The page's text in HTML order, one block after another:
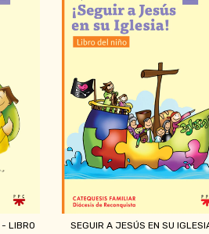
- LIBRO
SEGUIR A JESÚS EN SU